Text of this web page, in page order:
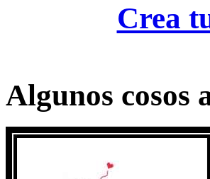
Crea
Algunos cosos